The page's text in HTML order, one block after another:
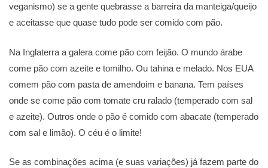
veganismo) se a gente quebrasse a barreira da manteiga/queijo
e aceitasse que quase tudo pode ser comido com pão.
Na Inglaterra a galera come pão com feijão. O mundo árabe
come pão com azeite e tomilho. Ou tahina e melado. Nos EUA
comem pão com pasta de amendoim e banana. Tem países
onde se come pão com tomate cru ralado (temperado com sal
e azeite). Outros onde o pão é comido com abacate (temperado
com sal e limão). O céu é o limite!
Se as combinações acima (e suas variações) já fazem parte do